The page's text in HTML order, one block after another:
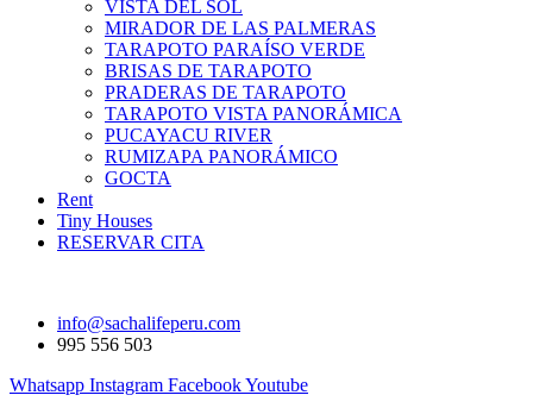
VISTA DEL SOL
MIRADOR DE LAS PALMERAS
TARAPOTO PARAÍSO VERDE
BRISAS DE TARAPOTO
PRADERAS DE TARAPOTO
TARAPOTO VISTA PANORÁMICA
PUCAYACU RIVER
RUMIZAPA PANORÁMICO
GOCTA
Rent
Tiny Houses
RESERVAR CITA
info@sachalifeperu.com
995 556 503
Whatsapp Instagram FacebookYoutube